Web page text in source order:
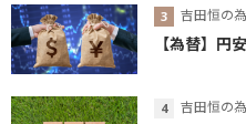
吉田恒の
【為替】円
吉田恒の